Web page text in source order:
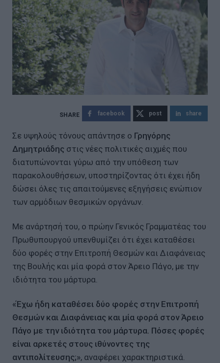
facebook post share
Σε υψηλούς τόνους απάντησε ο Γρηγόρης
Δημητριάδης στις νέες πολιτικές αιχμές που
διατυπώνονται γύρω από την υπόθεση των
παρακολουθήσεων, υποστηρίζοντας ότι έχει ήδη
δώσει όλες τις απαιτούμενες εξηγήσεις ενώπιον
των αρμόδιων θεσμικών οργάνων.
Με ανάρτησή του, ο πρώην Γενικός Γραμματέας του
Πρωθυπουργού υπενθυμίζει ότι έχει καταθέσει
δύο φορές στην Επιτροπή Θεσμών και Διαφάνειας
της Βουλής και μία φορά στον Άρειο Πάγο, με την
ιδιότητα του μάρτυρα.
«Έχω ήδη καταθέσει δύο φορές στην Επιτροπή
Θεσμών και Διαφάνειας και μία φορά στον Άρειο
Πάγο με την ιδιότητα του μάρτυρα. Πόσες φορές
είναι αρκετές στους ιθύνοντες της
αντιπολίτευσης;», αναφέρει χαρακτηριστικά.